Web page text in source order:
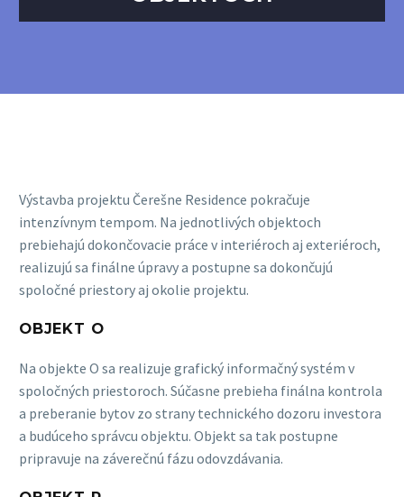
Výstavba projektu Čerešne Residence pokračuje
intenzívnym tempom. Na jednotlivých objektoch
prebiehajú dokončovacie práce v interiéroch aj exteriéroch,
realizujú sa finálne úpravy a postupne sa dokončujú
spoločné priestory aj okolie projektu.
OBJEKT O
Na objekte O sa realizuje grafický informačný systém v
spoločných priestoroch. Súčasne prebieha finálna kontrola
a preberanie bytov zo strany technického dozoru investora
a budúceho správcu objektu. Objekt sa tak postupne
pripravuje na záverečnú fázu odovzdávania.